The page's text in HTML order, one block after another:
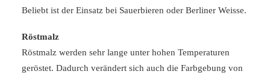
Beliebt ist der Einsatz bei Sauerbieren oder Berliner Weisse.
Röstmalz
Röstmalz werden sehr lange unter hohen Temperaturen
geröstet. Dadurch verändert sich auch die Farbgebung von